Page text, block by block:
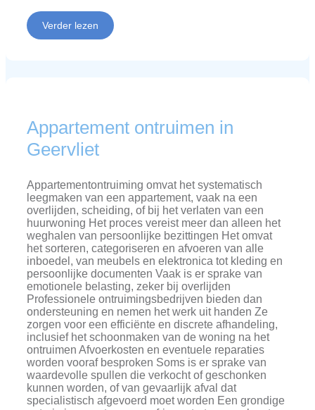
Verder lezen
Appartement ontruimen in
Geervliet
Appartementontruiming omvat het systematisch
leegmaken van een appartement, vaak na een
overlijden, scheiding, of bij het verlaten van een
huurwoning Het proces vereist meer dan alleen het
weghalen van persoonlijke bezittingen Het omvat
het sorteren, categoriseren en afvoeren van alle
inboedel, van meubels en elektronica tot kleding en
persoonlijke documenten Vaak is er sprake van
emotionele belasting, zeker bij overlijden
Professionele ontruimingsbedrijven bieden dan
ondersteuning en nemen het werk uit handen Ze
zorgen voor een efficiënte en discrete afhandeling,
inclusief het schoonmaken van de woning na het
ontruimen Afvoerkosten en eventuele reparaties
worden vooraf besproken Soms is er sprake van
waardevolle spullen die verkocht of geschonken
kunnen worden, of van gevaarlijk afval dat
specialistisch afgevoerd moet worden Een grondige